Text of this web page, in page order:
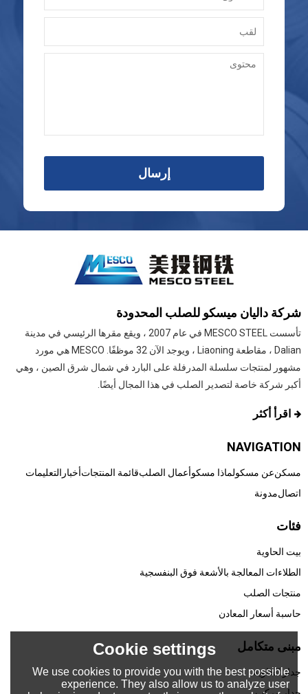
إرسال
شركة داليان ميسكو للصلب المحدودة
تأسست MESCO STEEL في عام 2007 ، ويقع مقرها الرئيسي في مدينة
Dalian ، مقاطعة Liaoning ، ويوجد الآن 32 موظفًا. MESCO هي مورد
مشهور لمنتجات سلسلة المدرفلة على البارد في شمال شرق الصين ، وهي
أكبر شركة خاصة لتصدير الصلب في هذا المجال أيضًا.
اقرأ أكثر
NAVIGATION
مسكنعن مسكولماذا مسكوأعمال الصلبقائمة المنتجاتأخبار التعليمات
اتصالمدونة
فئات
بيت الحاوية
الطلاءات المعالجة بالأشعة فوق البنفسجية
منتجات الصلب
حاسبة أسعار المعادن
مبنى متكامل
جدار الحاوية
Cookie settings
We use cookies to provide you with the best possible
experience. They also allow us to analyze user